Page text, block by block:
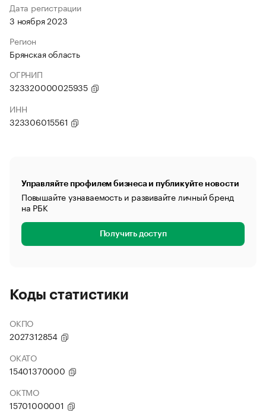
Дата регистрации
3 ноября 2023
Регион
Брянская область
ОГРНИП
323320000025935
ИНН
323306015561
Управляйте профилем бизнеса и публикуйте новости
Повышайте узнаваемость и развивайте личный бренд
на РБК
Получить доступ
Коды статистики
ОКПО
2027312854
ОКАТО
15401370000
ОКТМО
15701000001